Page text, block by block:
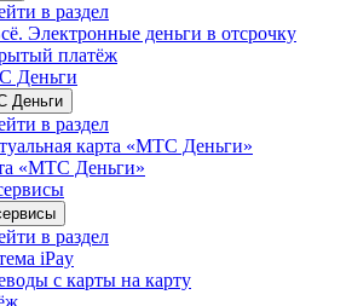
в раздел
Электронные деньги в отсрочку
платёж
Деньги
Деньги
в раздел
карта «МТС Деньги»
«МТС Деньги»
в раздел
iPay
с карты на карту